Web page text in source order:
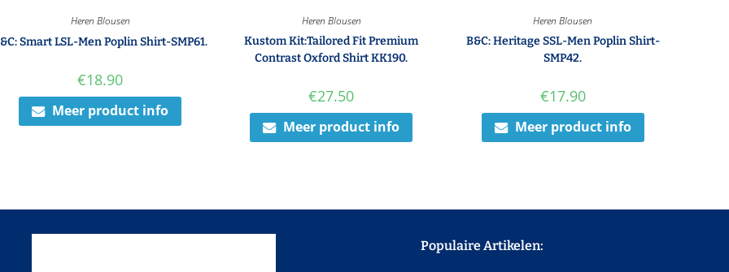
Heren Blousen
Smart LSL-Men Poplin Shirt-SMP61.
€18.90
Meer product info
Heren Blousen
Kustom Kit:Tailored Fit Premium
Contrast Oxford Shirt KK190.
€27.50
Meer product info
Heren Blousen
B&C: Heritage SSL-Men Poplin Shirt-
SMP42.
€17.90
Meer product info
Populaire Artikelen: